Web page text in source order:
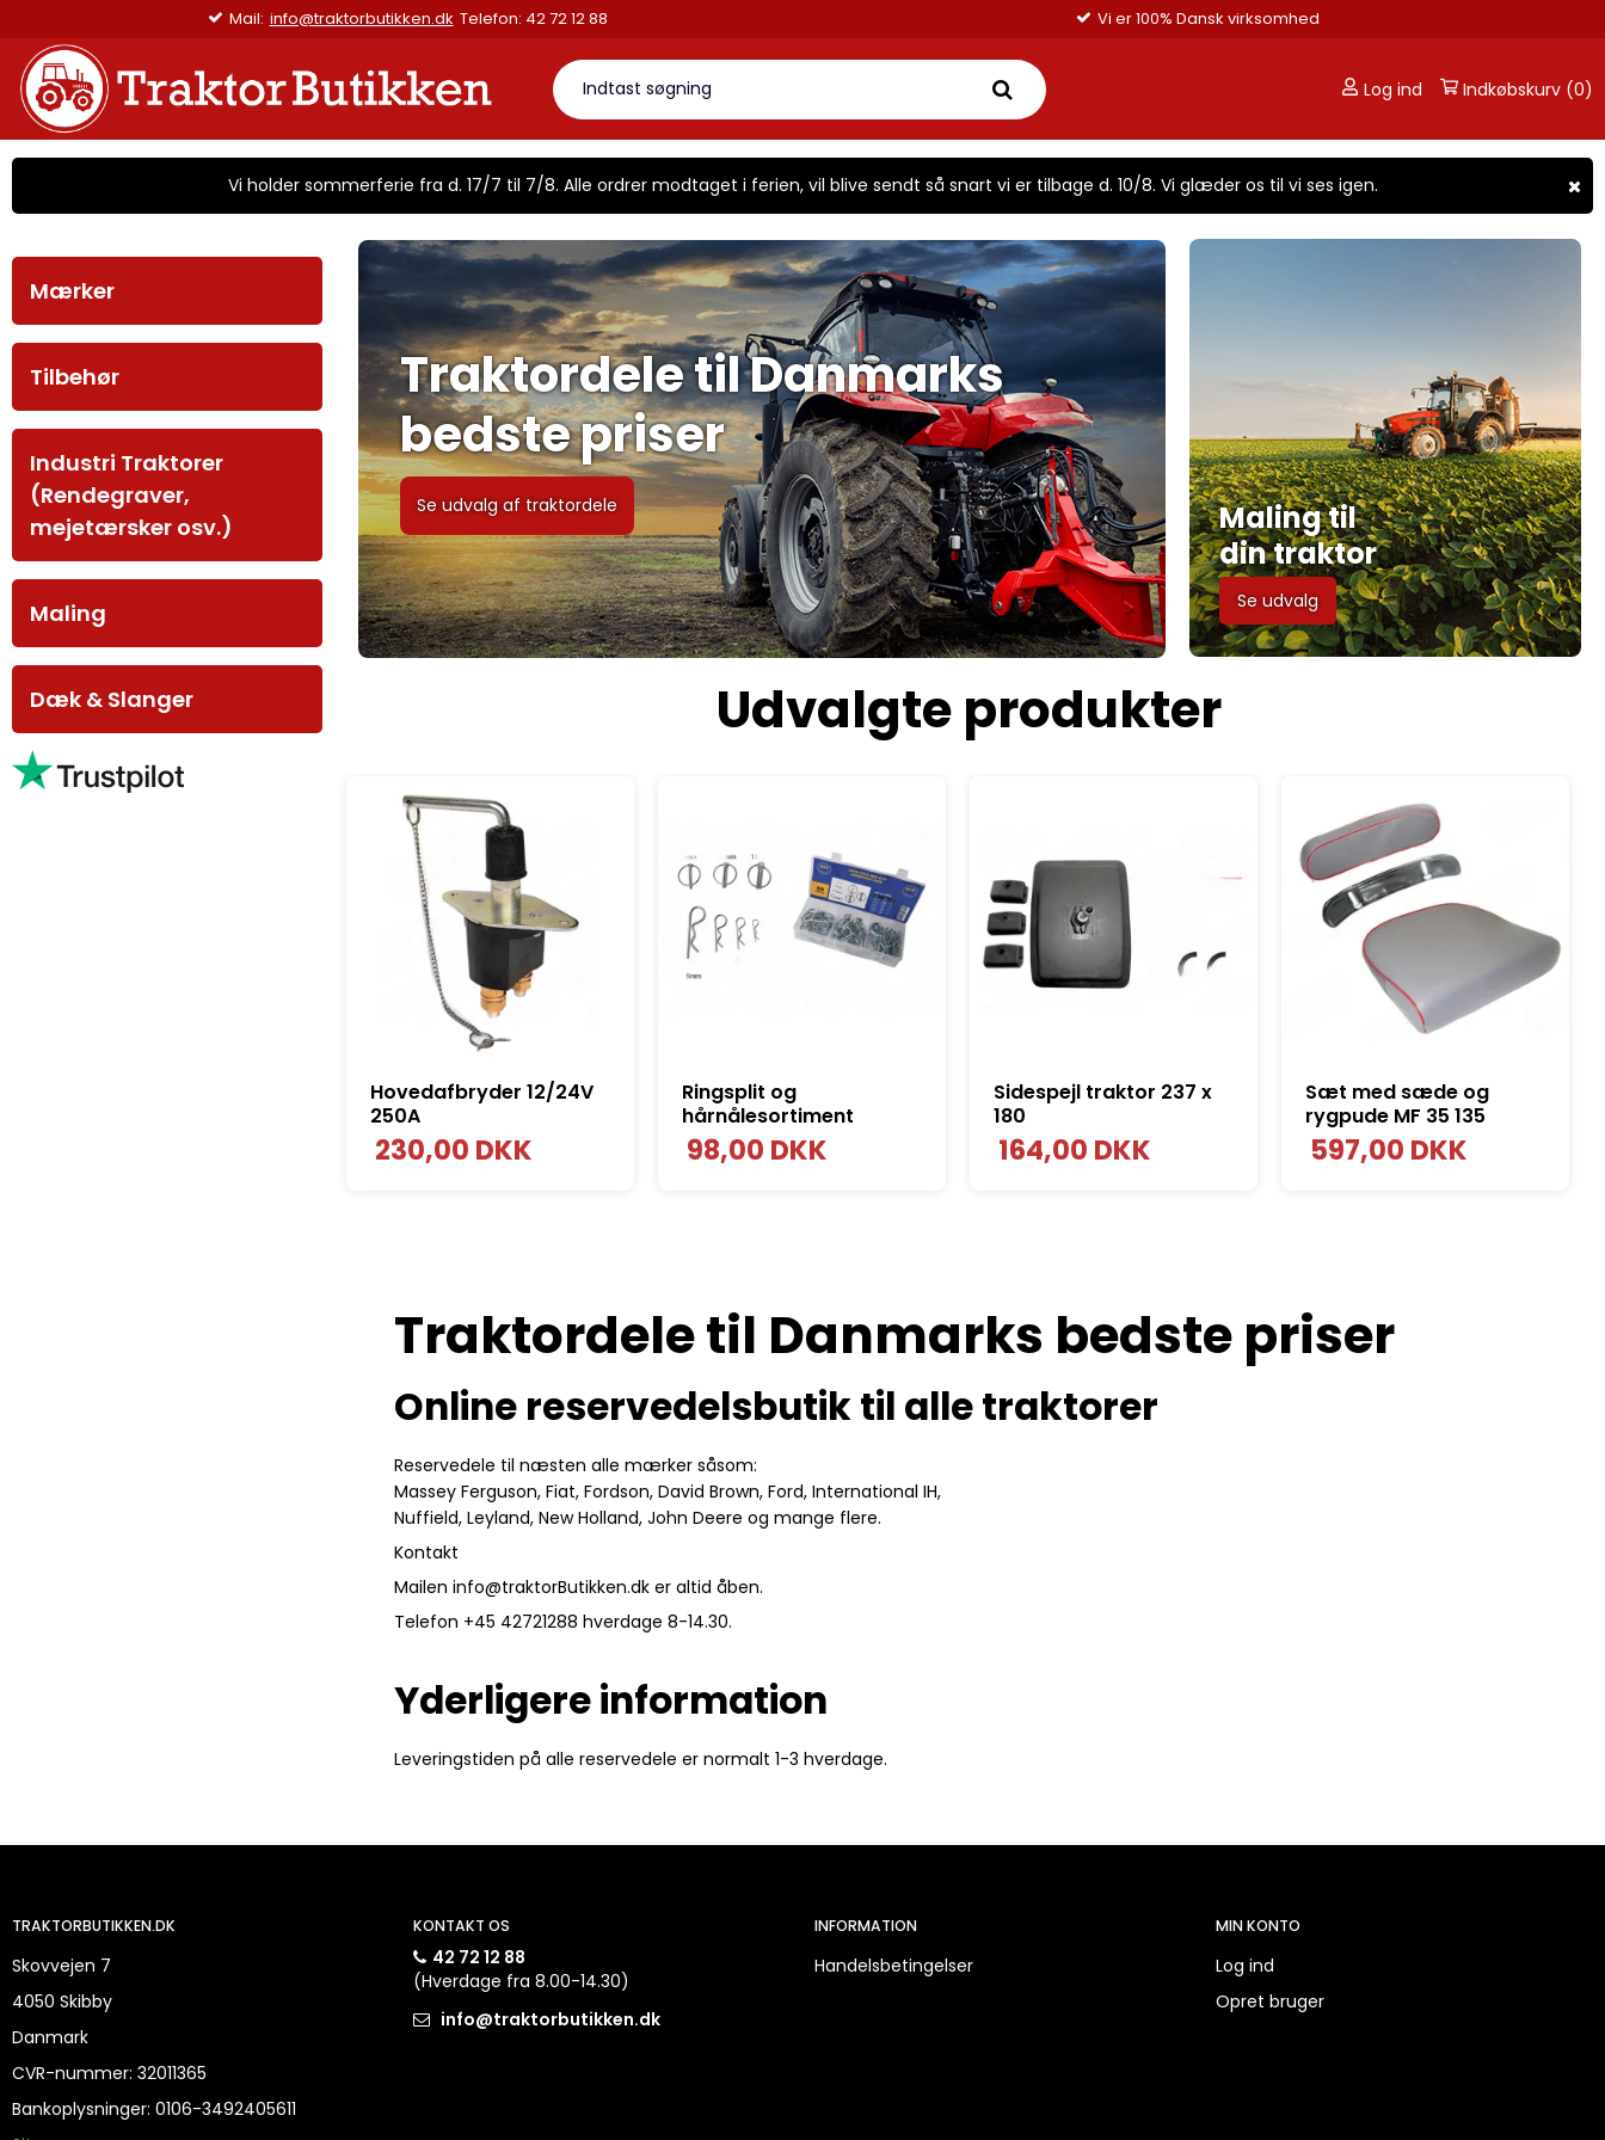
Mail: info@traktorbutikken.dk Telefon: 42 72 12 88 Vi er 100% Dansk virksomhed
Log ind Indkøbskurv (0)
Vi holder sommerferie fra d. 17/7 til 7/8. Alle ordrer modtaget i ferien, vil blive sendt så snart vi er tilbage d. 10/8. Vi glæder os til vi ses igen.
Mærker
Tilbehør
Industri Traktorer
(Rendegraver,
mejetærsker osv.)
Maling
Dæk & Slanger
Traktordele til Danmarks
bedste priser
Se udvalg af traktordele
Maling til
din traktor
Se udvalg
Udvalgte produkter
Hovedafbryder 12/24V
250A
230,00 DKK
Ringsplit og
hårnålesortiment
98,00 DKK
Sidespejl traktor 237 x
180
164,00 DKK
Sæt med sæde og
rygpude MF 35 135
597,00 DKK
Traktordele til Danmarks bedste priser
Online reservedelsbutik til alle traktorer
Reservedele til næsten alle mærker såsom:
Massey Ferguson, Fiat, Fordson, David Brown, Ford, International IH,
Nuffield, Leyland, New Holland, John Deere og mange flere.
Kontakt
Mailen info@traktorButikken.dk er altid åben.
Telefon +45 42721288 hverdage 8-14.30.
Yderligere information
Leveringstiden på alle reservedele er normalt 1-3 hverdage.
TRAKTORBUTIKKEN.DK
Skovvejen 7
4050 Skibby
Danmark
CVR-nummer: 32011365
Bankoplysninger: 0106-3492405611
KONTAKT OS
42 72 12 88
(Hverdage fra 8.00-14.30)
info@traktorbutikken.dk
INFORMATION
Handelsbetingelser
MIN KONTO
Log ind
Opret bruger